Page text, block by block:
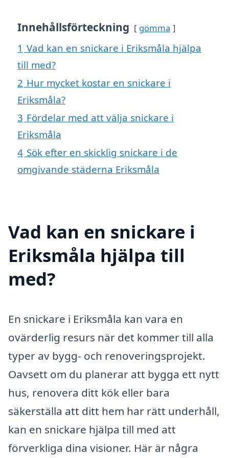
Innehållsförteckning gömma
1 Vad kan en snickare i Eriksmåla hjälpa
till med?
2 Hur mycket kostar en snickare i
Eriksmåla?
3 Fördelar med att välja snickare i
Eriksmåla
4 Sök efter en skicklig snickare i de
omgivande städerna Eriksmåla
Vad kan en snickare i
Eriksmåla hjälpa till
med?
En snickare i Eriksmåla kan vara en
ovärderlig resurs när det kommer till alla
typer av bygg- och renoveringsprojekt.
Oavsett om du planerar att bygga ett nytt
hus, renovera ditt kök eller bara
säkerställa att ditt hem har rätt underhåll,
kan en snickare hjälpa till med att
förverkliga dina visioner. Här är några